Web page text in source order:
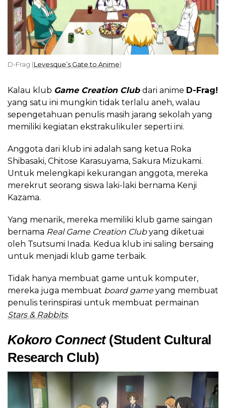
D-Frag (Levesque’s Gate to Anime)
Kalau klub Game Creation Club dari anime D-Frag!
yang satu ini mungkin tidak terlalu aneh, walau
sepengetahuan penulis masih jarang sekolah yang
memiliki kegiatan ekstrakulikuler seperti ini.
Anggota dari klub ini adalah sang ketua Roka
Shibasaki, Chitose Karasuyama, Sakura Mizukami.
Untuk melengkapi kekurangan anggota, mereka
merekrut seorang siswa laki-laki bernama Kenji
Kazama.
Yang menarik, mereka memiliki klub game saingan
bernama Real Game Creation Clubyang diketuai
oleh Tsutsumi Inada. Kedua klub ini saling bersaing
untuk menjadi klub game terbaik.
Tidak hanya membuat game untuk komputer,
mereka juga membuat board gameyang membuat
penulis terinspirasi untuk membuat permainan
Stars & Rabbits.
Kokoro Connect(Student Cultural
Research Club)